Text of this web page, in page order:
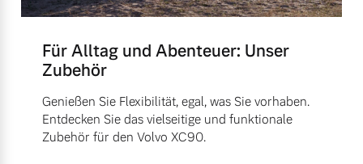
Für Alltag und Abenteuer: Unser
Zubehör
Genießen Sie Flexibilität, egal, was Sie vorhaben.
Entdecken Sie das vielseitige und funktionale
Zubehör für den Volvo XC90.